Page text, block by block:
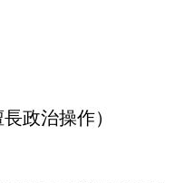
政治操作）